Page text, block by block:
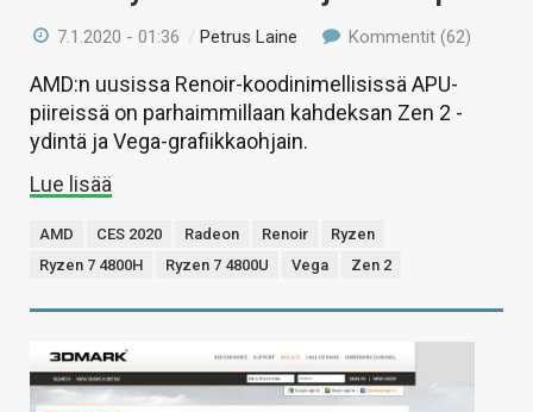
7.1.2020 - 01:36 /Petrus Laine Kommentit (62)
AMD:n uusissa Renoir-koodinimellisissä APU-
piireissä on parhaimmillaan kahdeksan Zen 2 -
ydintä ja Vega-grafiikkaohjain.
Lue lisää
AMD CES 2020 Radeon Renoir
Ryzen
Ryzen 7 4800H
Ryzen 7 4800U Vega Zen 2